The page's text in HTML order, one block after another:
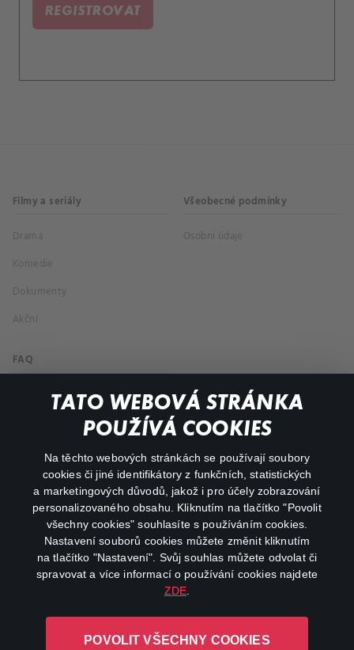
TATO WEBOVÁ STRÁNKA
POUŽÍVÁ COOKIES
Na těchto webových stránkách se používají soubory
cookies či jiné identifikátory z funkčních, statistických
a marketingových důvodů, jakož i pro účely zobrazování
personalizovaného obsahu. Kliknutím na tlačítko "Povolit
všechny cookies" souhlasíte s používáním cookies.
Nastavení souborů cookies můžete změnit kliknutím
na tlačítko "Nastavení". Svůj souhlas můžete odvolat či
spravovat a více informací o používání cookies najdete
ZDE
POVOLIT VŠECHNY COOKIES
REGISTROVAT
Filmy a seriály
Drama
Komedie
Dokumenty
Akční
Všeobecné podmínky
Osobní údaje
FAQ
Můj účet
Důležité odkazy
facebookinstagram
youtube
L-1246 Luxembourg R.C.S.